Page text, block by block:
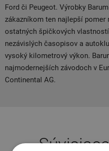
Ford či Peugeot. Výrobky
zákazníkom ten najlepší pomer
ostatných špičkových
nezávislých časopisov a
vysoký kilometrový výkon.
najmodernejších závodoch v
Continental AG.